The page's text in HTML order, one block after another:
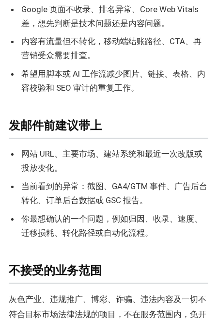
Google 页面不收录、排名异常、Core Web Vitals
差，想先判断是技术问题还是内容问题。
内容有流量但不转化，移动端结账路径、CTA、再
营销受众需要排查。
希望用脚本或 AI 工作流减少图片、链接、表格、内
容校验和 SEO 审计的重复工作。
发邮件前建议带上
网站 URL、主要市场、建站系统和最近一次改版或
投放变化。
当前看到的异常：截图、GA4/GTM 事件、广告后台
转化、订单后台数据或 GSC 报告。
你最想确认的一个问题，例如归因、收录、速度、
迁移损耗、转化路径或自动化流程。
不接受的业务范围
灰色产业、违规推广、博彩、诈骗、违法内容及一切不
符合目标市场法律法规的项目，不在服务范围内，免开